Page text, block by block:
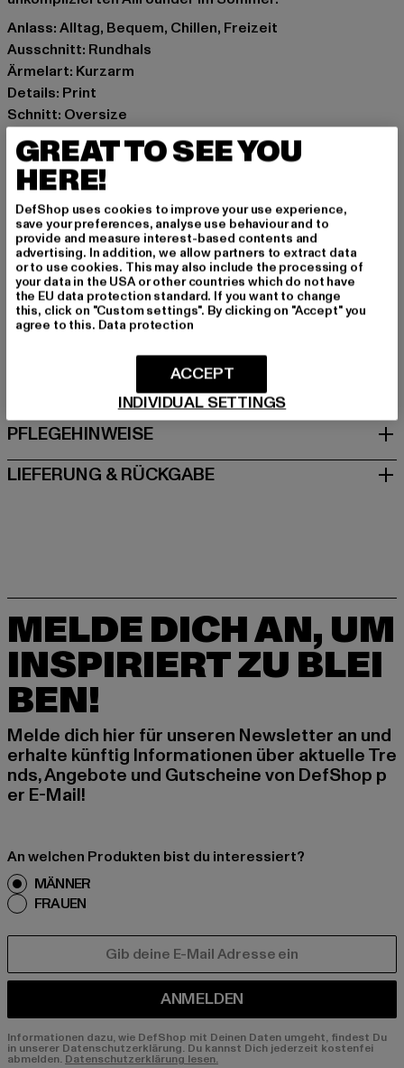
Anlass: Alltag, Bequem, Chillen, Freizeit
Ausschnitt: Rundhals
Ärmelart: Kurzarm
Details: Print
Schnitt: Oversize
Marke: Merchcode
Kat.: Day Dresses
Farbe: weiß
Hersteller Farbe: white
Materialzusammensetzung: 100% Baumwolle
Art.Nr: MP0004027-00220
Hersteller: TB International GmbH |info@tbint.de
Dr.-Robert-Murjahn-Straße 7 | 64372 Ober-Ramstadt |
DE
GRÖSSE & PASSFORM
PFLEGEHINWEISE
LIEFERUNG & RÜCKGABE
MELDE DICH AN, UM
INSPIRIERT ZU BLEI
BEN!
Melde dich hier für unseren Newsletter an und
erhalte künftig Informationen über aktuelle Tre
nds, Angebote und Gutscheine von DefShop p
er E-Mail!
An welchen Produkten bist du interessiert?
MÄNNER
FRAUEN
ANMELDEN
Informationen dazu, wie DefShop mit Deinen Daten umgeht, findest Du
in unserer Datenschutzerklärung. Du kannst Dich jederzeit kostenfei
abmelden. Datenschutzerklärung lesen.
GREAT TO SEE YOU
HERE!
DefShop uses cookies to improve your use experience,
save your preferences, analyse use behaviour and to
provide and measure interest-based contents and
advertising. In addition, we allow partners to extract data
or to use cookies. This may also include the processing of
your data in the USA or other countries which do not have
the EU data protection standard. If you want to change
this, click on "Custom settings". By clicking on "Accept" you
agree to this. Data protection
INDIVIDUAL SETTINGS
ACCEPT